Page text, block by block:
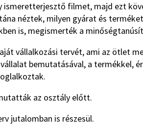
ismeretterjesztő filmet, majd ezt
néztek, milyen gyárat és
is, megismerték a
vállalkozási tervét, ami az ötlet
bemutatásával, a termékkel,
az osztály előtt.
jutalomban is részesül.